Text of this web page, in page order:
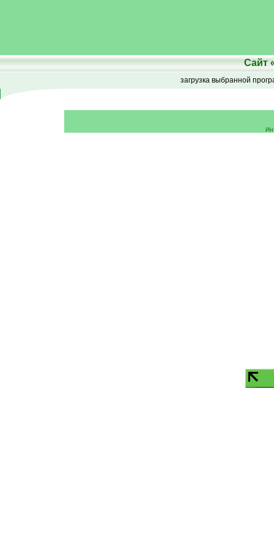
Сайт
загрузка выбранной